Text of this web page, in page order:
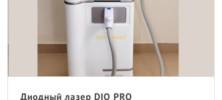
Диодный лазер DIO PRO